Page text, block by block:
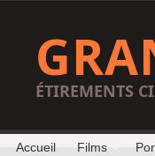
ÉTIREMENTS
Accueil Films